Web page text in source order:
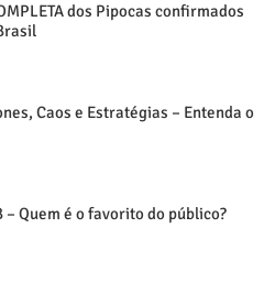
dos Pipocas confirmados
Caos e Estratégias – Entenda o
– Quem é o favorito do público?